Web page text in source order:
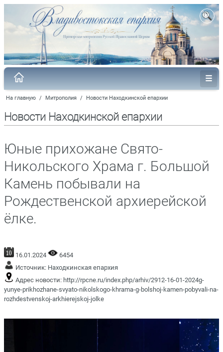
На главную / Митрополия / Новости Находкинской епархии
Новости Находкинской епархии
Юные прихожане Свято-
Никольского Храма г. Большой
Камень побывали на
Рождественской архиерейской
ёлке.
16.01.2024
6454
Источник: Находкинская епархия
Адрес новости: http://rpcne.ru/index.php/arhiv/2912-16-01-2024g-
yunye-prikhozhane-svyato-nikolskogo-khrama-g-bolshoj-kamen-pobyvali-na-
rozhdestvenskoj-arkhierejskoj-jolke